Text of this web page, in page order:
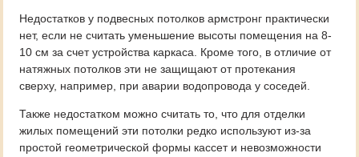
Недостатков у подвесных потолков армстронг практически
нет, если не считать уменьшение высоты помещения на 8-
10 см за счет устройства каркаса. Кроме того, в отличие от
натяжных потолков эти не защищают от протекания
сверху, например, при аварии водопровода у соседей.
Также недостатком можно считать то, что для отделки
жилых помещений эти потолки редко используют из-за
простой геометрической формы кассет и невозможности